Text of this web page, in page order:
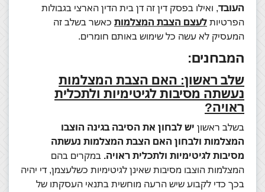
העובד, ואילו בפסק דין זה דן בית הדין הארצי בגבולות
הפרטיות לעצם הצבת המצלמות כאשר בשלב זה
המעסיק לא עשה כל שימוש באותם חומרים.
המבחנים:
שלב ראשון: האם הצבת המצלמות
נעשתה מסיבות לגיטימיות ולתכלית
ראויה?
בשלב ראשון יש לבחון את הסיבה בגינה הוצבו
המצלמות ולבחון האם הצבת המצלמות נעשתה
מסיבות לגיטימיות ולתכלית ראויה. במקרים בהם
המצלמות הוצבו מסיבות שאינן לגיטימיות כשלעצמן, די יהיה
בכך כדי לקבוע שיש הרעה מוחשית בתנאי העסקתו של